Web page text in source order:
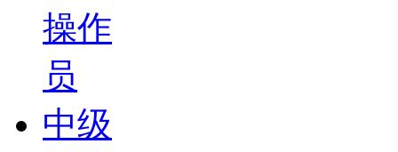
操作
员
中级